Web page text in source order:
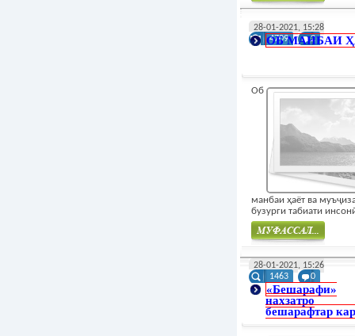
28-01-2021, 15:28
4709
2
ОБ МАНБАИ
Об
манбаи ҳаёт ва
бузурги табиати
Муфасал
28-01-2021, 15:26
1463
0
«Бешарафи»
нахзатро
бешарафтар